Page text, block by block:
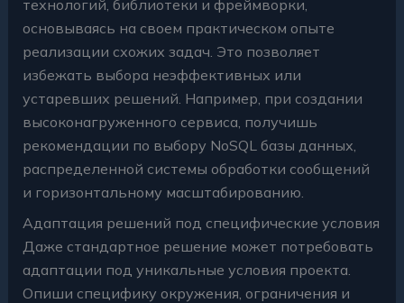
технологий, библиотеки и фреймворки,
основываясь на своем практическом опыте
реализации схожих задач. Это позволяет
избежать выбора неэффективных или
устаревших решений. Например, при создании
высоконагруженного сервиса, получишь
рекомендации по выбору NoSQL базы данных,
распределенной системы обработки сообщений
и горизонтальному масштабированию.
Адаптация решений под специфические условия
Даже стандартное решение может потребовать
адаптации под уникальные условия проекта.
Опиши специфику окружения, ограничения и